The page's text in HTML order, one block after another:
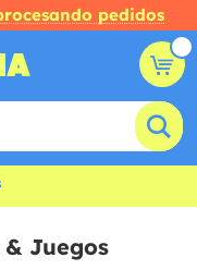
pedidos
Juegos